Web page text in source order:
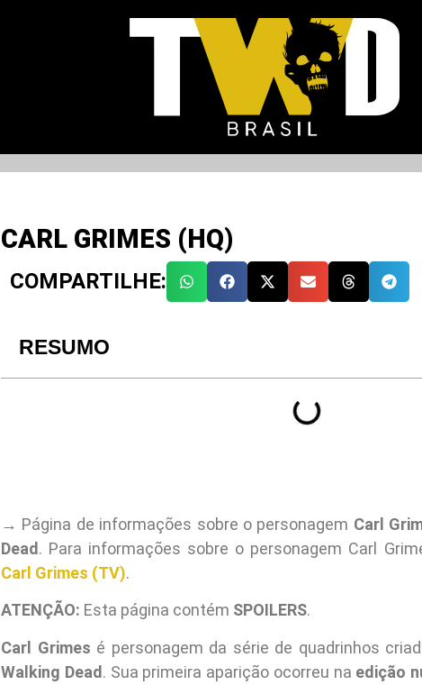
CARL GRIMES (HQ)
COMPARTILHE:
RESUMO
→ Página de informações sobre o personagem Carl
Dead . Para informações sobre o personagem Carl
Carl Grimes (TV).
ATENÇÃO: Esta página contém SPOILERS.
Carl Grimes é personagem da série de quadrinhos
Walking Dead. Sua primeira aparição ocorreu na edição